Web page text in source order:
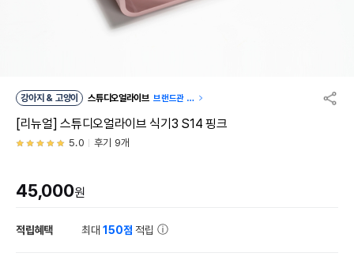
강아지 & 고양이 스튜디오얼라이브 브랜드관 이
[리뉴얼] 스튜디오얼라이브 식기3 S14 핑크
5.0 후기 9개
45,000원
적립혜택 최대150점 적립